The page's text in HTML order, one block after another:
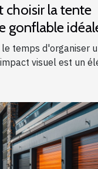
choisir la tente
gonflable
temps d'organiser
visuel est un